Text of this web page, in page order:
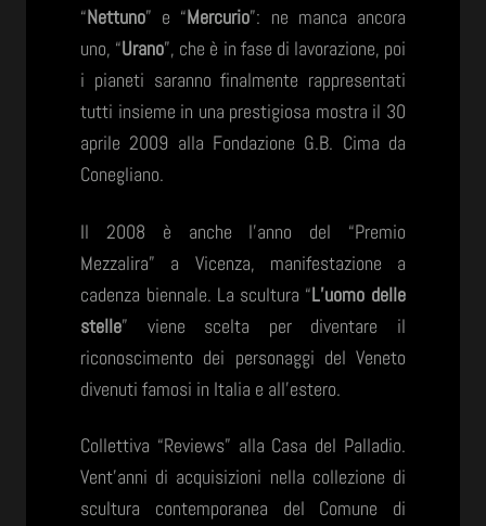
“Nettuno” e “Mercurio”: ne manca ancora
uno, “Urano”, che è in fase di lavorazione, poi
i pianeti saranno finalmente rappresentati
tutti insieme in una prestigiosa mostra il 30
aprile 2009 alla Fondazione G.B. Cima da
Conegliano.
Il 2008 è anche l’anno del “Premio
Mezzalira” a Vicenza, manifestazione a
cadenza biennale. La scultura “L’uomo delle
stelle” viene scelta per diventare il
riconoscimento dei personaggi del Veneto
divenuti famosi in Italia e all’estero.
Collettiva “Reviews” alla Casa del Palladio.
Vent’anni di acquisizioni nella collezione di
scultura contemporanea del Comune di